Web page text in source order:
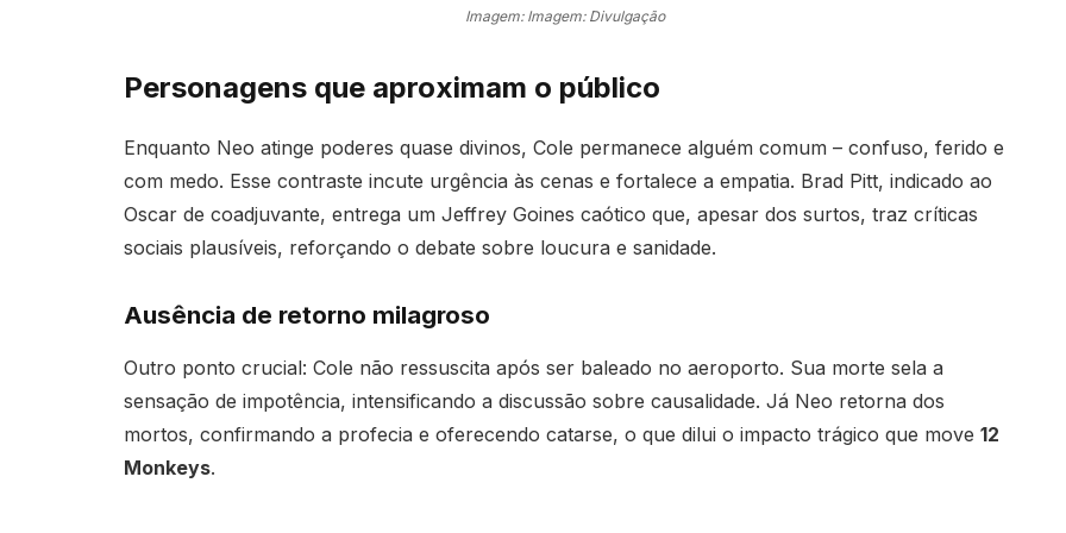
Imagem: Imagem: Divulgação
Personagens que aproximam o público
Enquanto Neo atinge poderes quase divinos, Cole permanece alguém comum – confuso, ferido e
com medo. Esse contraste incute urgência às cenas e fortalece a empatia. Brad Pitt, indicado ao
Oscar de coadjuvante, entrega um Jeffrey Goines caótico que, apesar dos surtos, traz críticas
sociais plausíveis, reforçando o debate sobre loucura e sanidade.
Ausência de retorno milagroso
Outro ponto crucial: Cole não ressuscita após ser baleado no aeroporto. Sua morte sela a
sensação de impotência, intensificando a discussão sobre causalidade. Já Neo retorna dos
mortos, confirmando a profecia e oferecendo catarse, o que dilui o impacto trágico que move 12
Monkeys.